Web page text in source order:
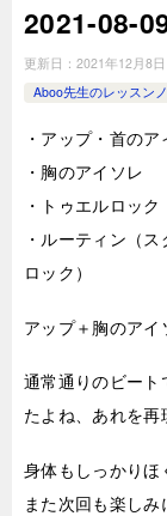
2021-08-
更新日： 2021年12月8日
Aboo先生のレッスン
・アップ・首のア
・胸のアイソレ
・トゥエルロック
・ルーティン（
ロック）
アップ＋胸のアイ
通常通りのビー
たよね、あれを
身体もしっかり
また次回も楽しみ